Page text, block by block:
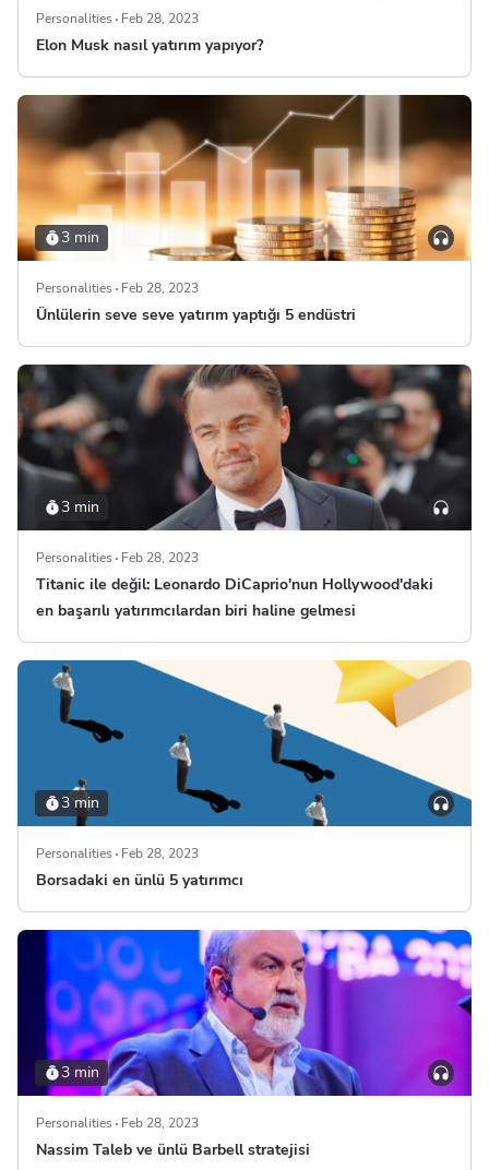
Personalities Feb 28, 2023
Elon Musk nasıl yatırım yapıyor?
3 min
Personalities Feb 28, 2023
Ünlülerin seve seve yatırım yaptığı 5 endüstri
3 min
Personalities Feb 28, 2023
Titanic ile değil: Leonardo DiCaprio'nun Hollywood'daki
en başarılı yatırımcılardan biri haline gelmesi
3 min
Personalities Feb 28, 2023
Borsadaki en ünlü 5 yatırımcı
3 min
Personalities Feb 28, 2023
Nassim Taleb ve ünlü Barbell stratejisi